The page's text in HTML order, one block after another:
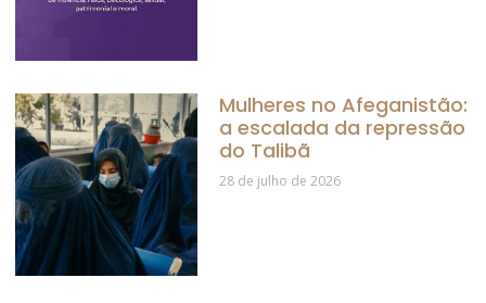
Mulheres no Afeganistão:
a escalada da repressão
do Talibã
28 de julho de 2026